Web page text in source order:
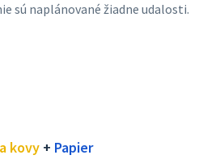
sú naplánované žiadne udalosti.
kovy + Papier